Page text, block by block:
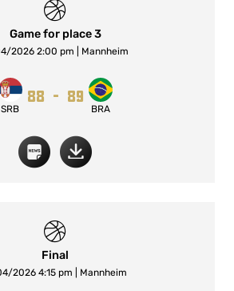
Game for place 3
2026 2:00 pm | Mannheim
SRB
88 - 89
BRA
Final
2026 4:15 pm | Mannheim